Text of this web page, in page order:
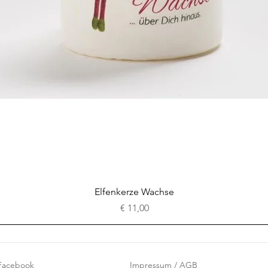
Schnellansicht
Elfenkerze Wachse
Preis
€ 11,00
Impressum / AGB